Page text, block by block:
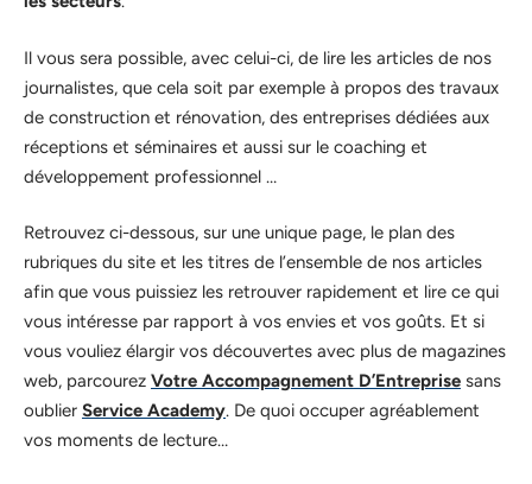
Il vous sera possible, avec celui-ci, de lire les articles de nos
journalistes, que cela soit par exemple à propos des travaux
de construction et rénovation, des entreprises dédiées aux
réceptions et séminaires et aussi sur le coaching et
développement professionnel …
Retrouvez ci-dessous, sur une unique page, le plan des
rubriques du site et les titres de l’ensemble de nos articles
afin que vous puissiez les retrouver rapidement et lire ce qui
vous intéresse par rapport à vos envies et vos goûts. Et si
vous vouliez élargir vos découvertes avec plus de magazines
web, parcourez Votre Accompagnement D’Entreprise sans
oublier Service Academy. De quoi occuper agréablement
vos moments de lecture…